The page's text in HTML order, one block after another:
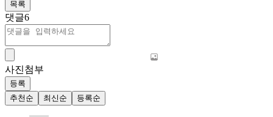
목록
댓글6
사진첨부
등록
추천순
최신순 등록순